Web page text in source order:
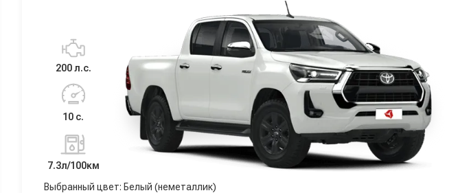
200 л.с.
10 с.
7.3л/100км
Выбранный цвет: Белый (неметаллик)